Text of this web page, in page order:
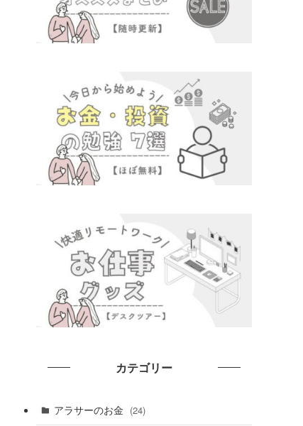
カテゴリー
アラサーのお金 (24)